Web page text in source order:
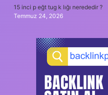
15 inci p eğt tug k lığı nerededir ?
Temmuz 24, 2026